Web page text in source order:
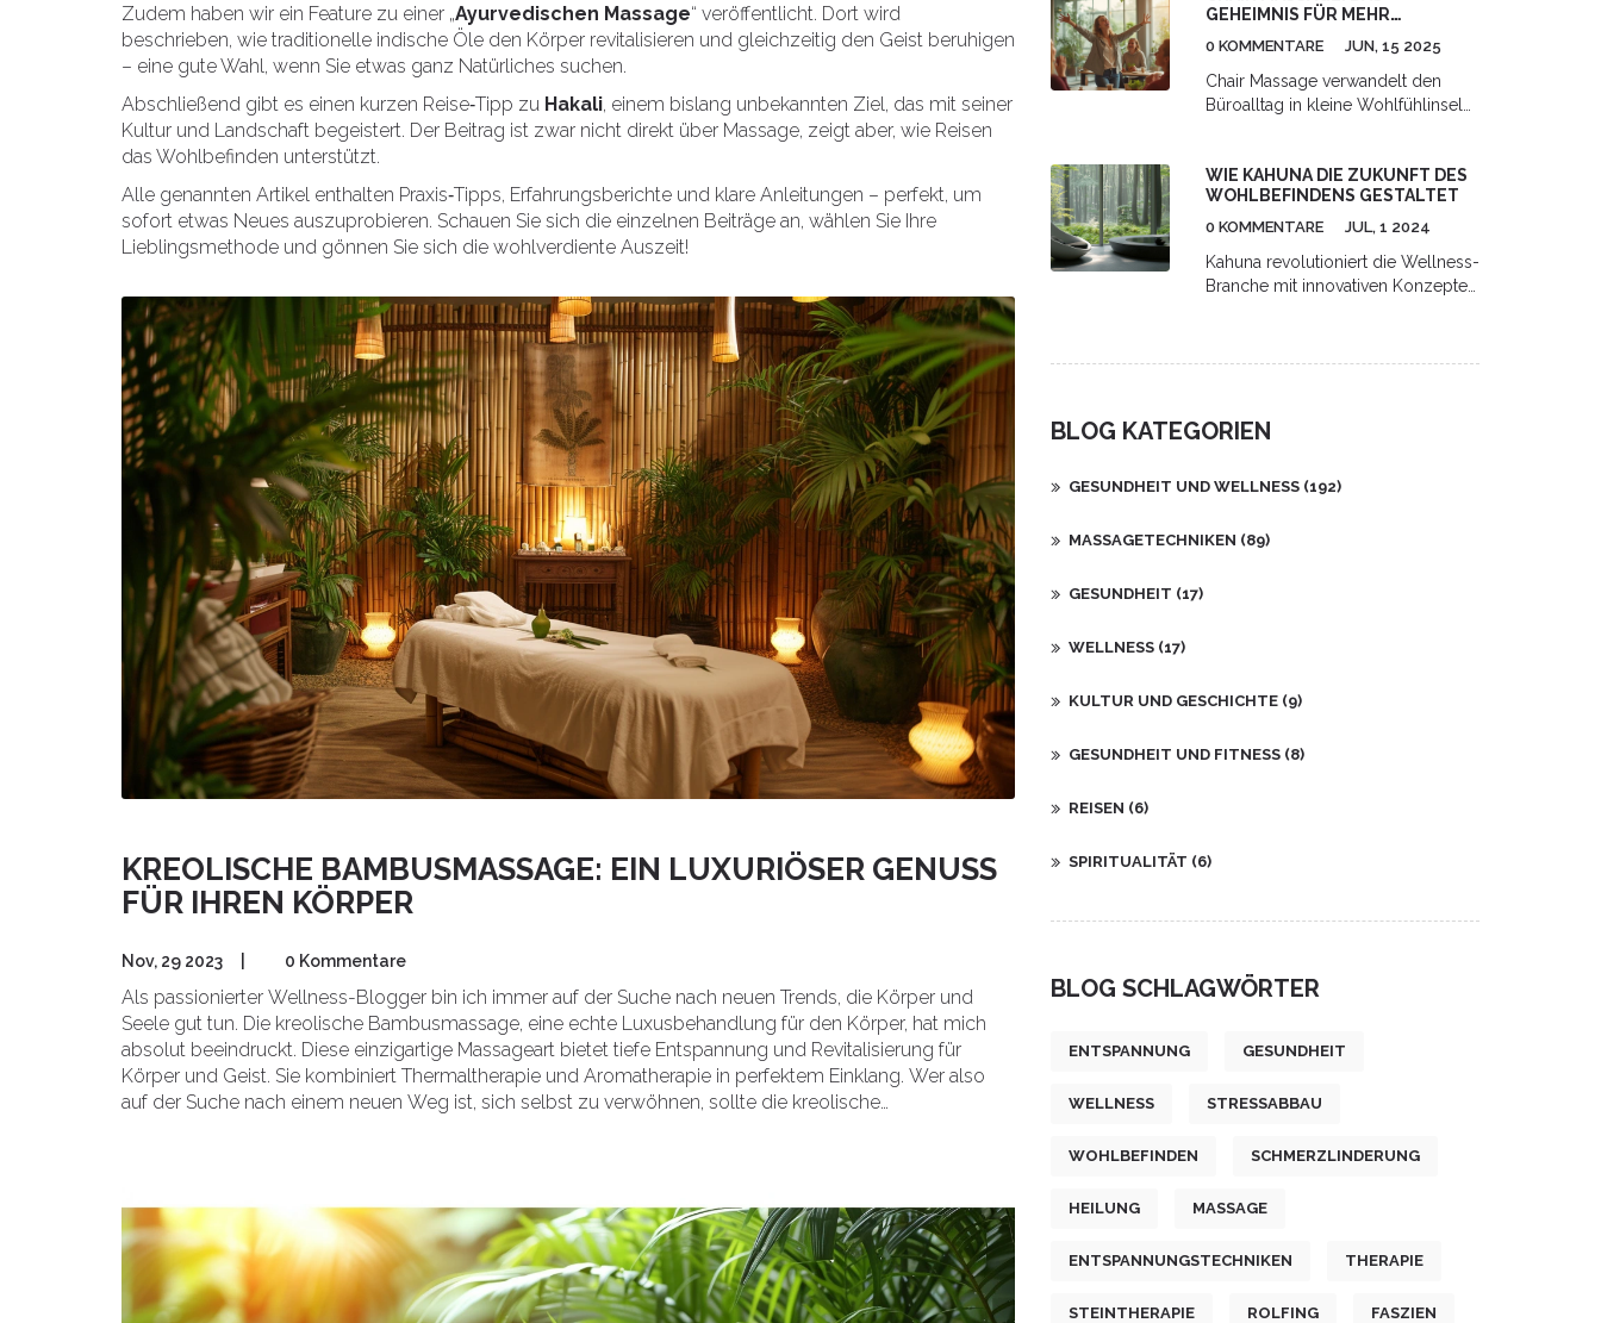
Zudem haben wir ein Feature zu einer „Ayurvedischen Massage“ veröffentlicht. Dort wird
beschrieben, wie traditionelle indische Öle den Körper revitalisieren und gleichzeitig den Geist beruhigen
– eine gute Wahl, wenn Sie etwas ganz Natürliches suchen.
Abschließend gibt es einen kurzen Reise‑Tipp zu Hakali, einem bislang unbekannten Ziel, das mit seiner
Kultur und Landschaft begeistert. Der Beitrag ist zwar nicht direkt über Massage, zeigt aber, wie Reisen
das Wohlbefinden unterstützt.
Alle genannten Artikel enthalten Praxis‑Tipps, Erfahrungsberichte und klare Anleitungen – perfekt, um
sofort etwas Neues auszuprobieren. Schauen Sie sich die einzelnen Beiträge an, wählen Sie Ihre
Lieblingsmethode und gönnen Sie sich die wohlverdiente Auszeit!
KREOLISCHE BAMBUSMASSAGE: EIN LUXURIÖSER GENUSS
FÜR IHREN KÖRPER
Nov, 29 2023 0 Kommentare
Als passionierter Wellness-Blogger bin ich immer auf der Suche nach neuen Trends, die Körper und
Seele gut tun. Die kreolische Bambusmassage, eine echte Luxusbehandlung für den Körper, hat mich
absolut beeindruckt. Diese einzigartige Massageart bietet tiefe Entspannung und Revitalisierung für
Körper und Geist. Sie kombiniert Thermaltherapie und Aromatherapie in perfektem Einklang. Wer also
auf der Suche nach einem neuen Weg ist, sich selbst zu verwöhnen, sollte die kreolische
Vorteile für moderne
Anwendungen.
GEHEIMNIS FÜR MEHR
0 KOMMENTARE JUN, 15 2025
Chair Massage verwandelt den
Büroalltag in kleine Wohlfühlinseln.
Kopfschmerzen nur zu gut – eine
kurze Massage im Stuhl kann hier
Wunder wirken. Dieser Artikel zeigt,
Chair Massage funktioniert, wem sie
hilft und worauf man achten sollte.
So wird Wohlfühlen sogar
WIE KAHUNA DIE ZUKUNFT DES
WOHLBEFINDENS GESTALTET
0 KOMMENTARE JUL, 1 2024
Kahuna revolutioniert die Wellness-
Branche mit innovativen Konzepten
personalisierten
Entwicklungen verändern die Art
und Weise, wie wir auf unser
BLOG KATEGORIEN
GESUNDHEIT UND WELLNESS (192)
MASSAGETECHNIKEN (89)
GESUNDHEIT (17)
WELLNESS (17)
KULTUR UND GESCHICHTE (9)
GESUNDHEIT UND FITNESS (8)
REISEN (6)
SPIRITUALITÄT (6)
BLOG SCHLAGWÖRTER
ENTSPANNUNG GESUNDHEIT
WELLNESS STRESSABBAU
WOHLBEFINDEN SCHMERZLINDERUNG
HEILUNG MASSAGE
ENTSPANNUNGSTECHNIKEN THERAPIE
STEINTHERAPIE ROLFING FASZIEN